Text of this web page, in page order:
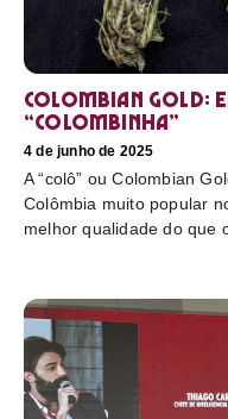
Colombian Gold:
“colombinha”
4 de junho de 2025
A “colô” ou Colombian
Colômbia muito popular
melhor qualidade do que